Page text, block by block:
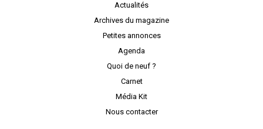
Actualités
Archives du magazine
Petites annonces
Agenda
Quoi de neuf ?
Carnet
Média Kit
Nous contacter